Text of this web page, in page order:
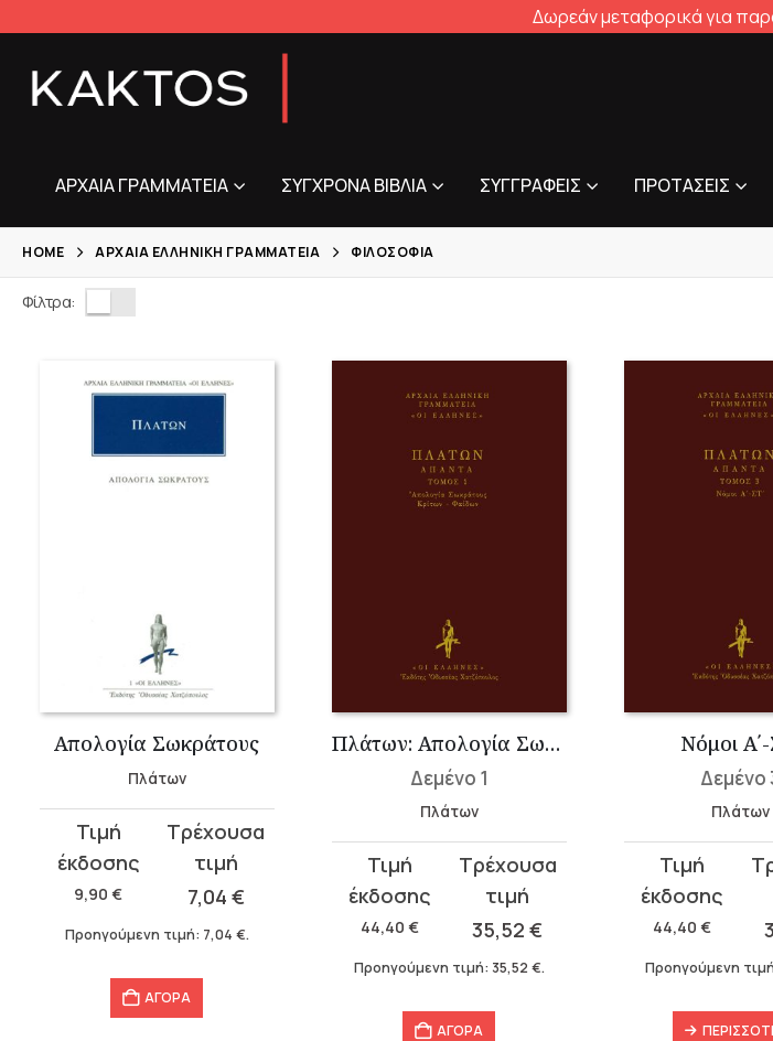
Δωρεάν μεταφορικά για
ΑΡΧΑΊΑ ΓΡΑΜΜΑΤΕΊΑ ΣΎΓΧΡΟΝΑ ΒΙΒΛΊΑ ΣΥΓΓΡΑΦΕΊΣ ΠΡΟΤΆΣΕΙΣ
HOME ΑΡΧΑΊΑ ΕΛΛΗΝΙΚΉ ΓΡΑΜΜΑΤΕΊΑ ΦΙΛΟΣΟΦΊΑ
Φίλτρα:
Απολογία Σωκράτους
Πλάτων
9,90€
Original
price
was:
9,90 €.
7,04 €
τρέχουσα
τιμή
είναι:Προηγούμενη τιμή: 7,04 €.
ΑΓΟΡΑ
Πλάτων: Απολογία Σωκράτους – Κρίτων – Φαίδων
Δεμένο 1
Πλάτων
44,40€
Original
price
was:
44,40 €.
35,52€
τρέχουσα
τιμή
είναι:
Προηγούμενη τιμή: 35,52 €.
ΑΓΟΡΑ
Νόμοι Α΄-
Δεμένο
Πλάτων
44,40€
Original
price
was:
44,40 €.
τρέχουσα
τιμή
είναι:
Προηγούμενη